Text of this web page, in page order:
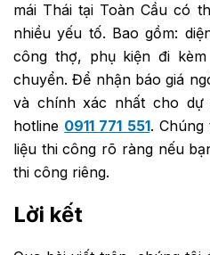
mái Thái tại Toàn Cầu có
nhiều yếu tố. Bao gồm:
công thợ, phụ kiện đi
chuyển. Để nhận báo giá
và chính xác nhất cho
hotline 0911 771 551.
liệu thi công rõ ràng nếu
thi công riêng.
Lời kết